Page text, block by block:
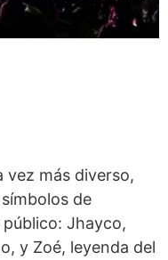
vez más diverso,
de
Jhayco,
y Zoé, leyenda del